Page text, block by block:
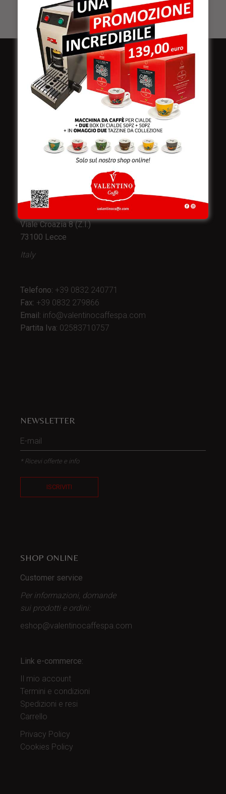
e produzione:
Viale Croazia 8 (Z.I.)
73100 Lecce
Italy
Telefono: +39 0832 240771
Fax: +39 0832 279866
Email: info@valentinocaffespa.com
Partita Iva: 02583710757
NEWSLETTER
* Ricevi offerte e info
ISCRIVITI
SHOP ONLINE
Customer service
Per informazioni, domande
sui prodotti e ordini:
eshop@valentinocaffespa.com
Link e-commerce:
Il mio account
Termini e condizioni
Spedizioni e resi
Carrello
Privacy Policy
Cookies Policy